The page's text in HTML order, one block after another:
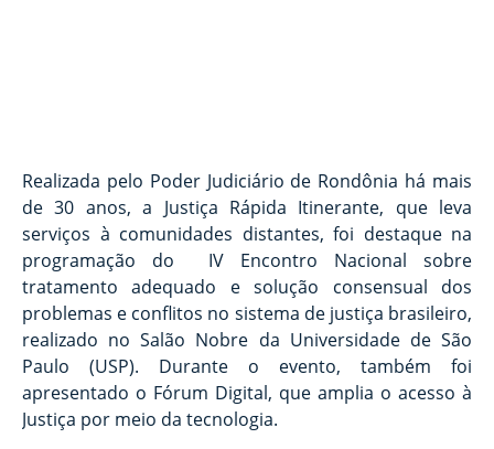
Realizada pelo Poder Judiciário de Rondônia há mais
de 30 anos, a Justiça Rápida Itinerante, que leva
serviços à comunidades distantes, foi destaque na
programação do IV Encontro Nacional sobre
tratamento adequado e solução consensual dos
problemas e conflitos no sistema de justiça brasileiro,
realizado no Salão Nobre da Universidade de São
Paulo (USP). Durante o evento, também foi
apresentado o Fórum Digital, que amplia o acesso à
Justiça por meio da tecnologia.